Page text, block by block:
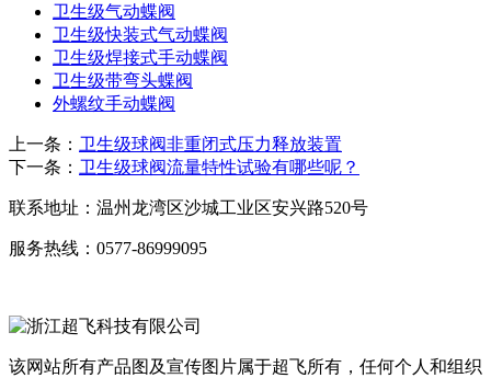
卫生级气动蝶阀
卫生级快装式气动蝶阀
卫生级焊接式手动蝶阀
卫生级带弯头蝶阀
外螺纹手动蝶阀
上一条： 卫生级球阀非重闭式压力释放装置
下一条： 卫生级球阀流量特性试验有哪些呢？
联系地址： 温州龙湾区沙城工业区安兴路520号
服务热线： 0577-86999095
该网站所有产品图及宣传图片属于超飞所有，任何个人和组织